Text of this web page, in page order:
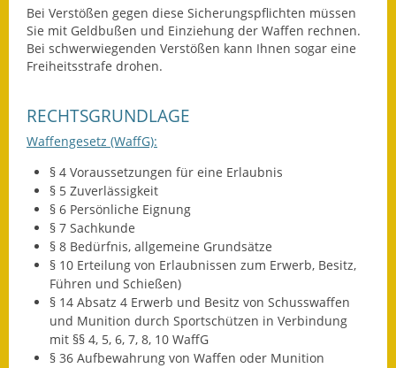
Bei Verstößen gegen diese Sicherungspflichten müssen
Sie mit Geldbußen und Einziehung der Waffen rechnen.
Bei schwerwiegenden Verstößen kann Ihnen sogar eine
Freiheitsstrafe drohen.
RECHTSGRUNDLAGE
Waffengesetz (WaffG):
§ 4 Voraussetzungen für eine Erlaubnis
§ 5 Zuverlässigkeit
§ 6 Persönliche Eignung
§ 7 Sachkunde
§ 8 Bedürfnis, allgemeine Grundsätze
§ 10 Erteilung von Erlaubnissen zum Erwerb, Besitz,
Führen und Schießen)
§ 14 Absatz 4 Erwerb und Besitz von Schusswaffen
und Munition durch Sportschützen in Verbindung
mit §§ 4, 5, 6, 7, 8, 10 WaffG
§ 36 Aufbewahrung von Waffen oder Munition